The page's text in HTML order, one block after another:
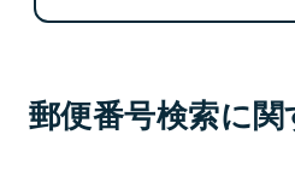
郵便番号検索に